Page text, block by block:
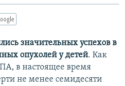
значительных успехов в
опухолей у детей. Как
в настоящее время
не менее семидесяти